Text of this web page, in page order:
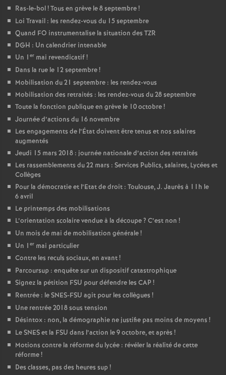
Ras-le-bol! Tous en grève le 8 septembre!
Loi Travail : les rendez-vous du 15 septembre
Quand FO instrumentalise la situation des TZR
DGH : Un calendrier intenable
Un 1 er mai revendicatif!
Dans la rue le 12 septembre!
Mobilisation du 21 septembre : les rendez-vous
Mobilisation des retraités : les rendez-vous du 28 septembre
Toute la fonction publique en grève le 10 octobre!
Journée d’actions du 16 novembre
Les engagements de l’État doivent être tenus et nos salaires
augmentés
Jeudi 15 mars 2018 : journée nationale d’action des retraités
Les rassemblements du 22 mars : Services Publics, salaires, Lycées et
Collèges
Pour la démocratie et l’Etat de droit : Toulouse, J. Jaurès à 11h le
6 avril
Le printemps des mobilisations
L’orientation scolaire vendue à la découpe? C’est non !
Un mois de mai de mobilisation générale!
Un 1 er mai particulier
Contre les reculs sociaux, en avant!
Parcoursup : enquête sur un dispositif catastrophique
Signez la pétition FSU pour défendre les CAP!
Rentrée : le SNES-FSU agit pour les collègues !
Une rentrée 2018 sous tension
Désintox : non, la démographie ne justifie pas moins de moyens !
Le SNES et la FSU dans l’action le 9 octobre, et après !
Motions contre la réforme du lycée : révéler la réalité de cette
réforme!
Des classes, pas des heures sup!